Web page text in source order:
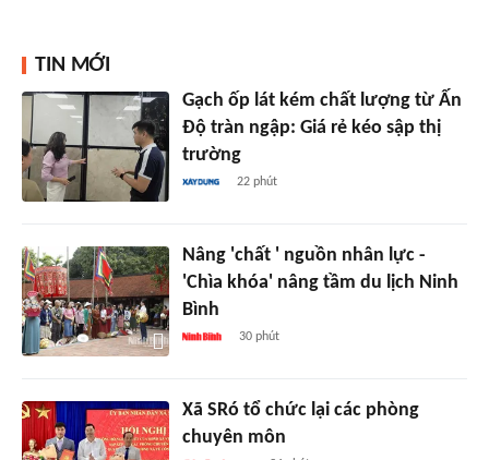
TIN MỚI
Gạch ốp lát kém chất lượng từ Ấn
Độ tràn ngập: Giá rẻ kéo sập thị
trường
22 phút
Nâng 'chất ' nguồn nhân lực -
'Chìa khóa' nâng tầm du lịch Ninh
Bình
30 phút
Xã SRó tổ chức lại các phòng
chuyên môn